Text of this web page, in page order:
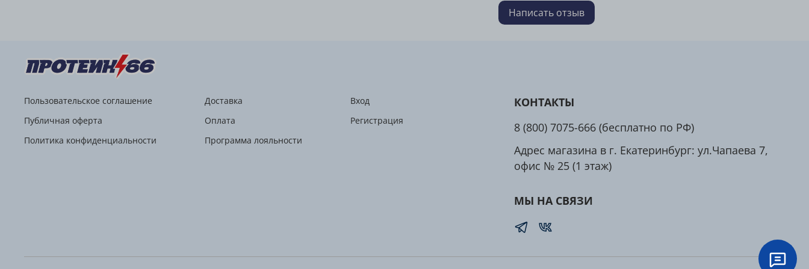
улучшает свертываемость крови.
обменных процессов в организме.
MK7 VITAMIN K-2 – это качественная и безопасная добавка
для ежедневного применения. В ее основе клинически
проверенная форма витамина K2, также известная как
МК-7. Она наиболее приближена к тому веществу, что
основе МК-7 быстро и полноценно метаболизируется,
эффектов при длительном использовании.
Написать отзыв
Пользовательское соглашение
Публичная оферта
Политика конфиденциальности
Доставка
Оплата
Программа лояльности
Вход
Регистрация
КОНТАКТЫ
8 (800) 7075-666 (бесплатно по РФ)
Адрес магазина в г. Екатеринбург: ул.Чапаева 7,
офис № 25 (1 этаж)
МЫ НА СВЯЗИ